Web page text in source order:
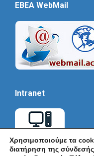
EBEA WebMail
Intranet
Χρησιμοποιούμε τα
διατήρηση της